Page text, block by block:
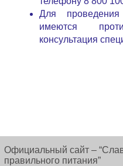
Для
имеются
консультация
Официальный сайт –
правильного питания”